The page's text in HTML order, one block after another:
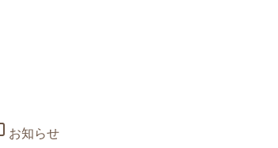
お知らせ